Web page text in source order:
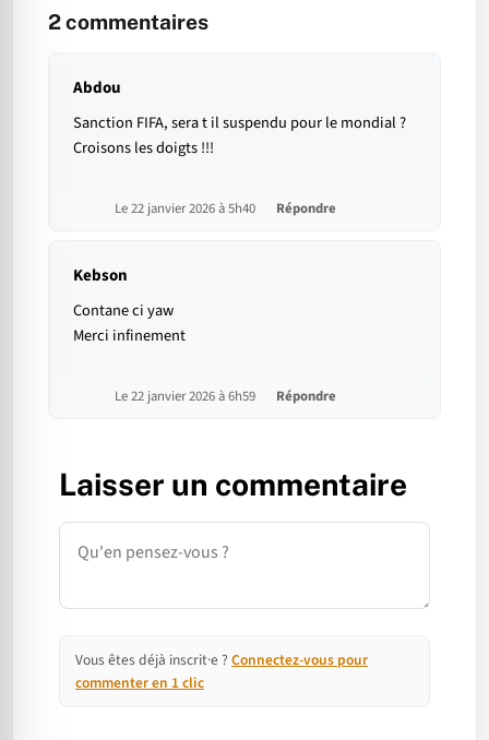
2commentaires
Abdou
Sanction FIFA, sera t il suspendu pour le mondial ?
Croisons les doigts !!!
Le 22 janvier 2026 à 5h40 Répondre
Kebson
Contane ci yaw
Merci infinement
Le 22 janvier 2026 à 6h59 Répondre
Laisser un commentaire
Commentaire
Vous êtes déjà inscrit·e ? Connectez-vous pour
commenter en 1 clic